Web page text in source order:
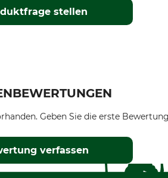
stellen
Geben Sie die erste
verfassen